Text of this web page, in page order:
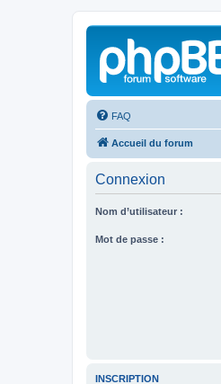
FAQ
Accueil du forum
Connexion
Nom d’utilisateur :
Mot de passe :
INSCRIPTION